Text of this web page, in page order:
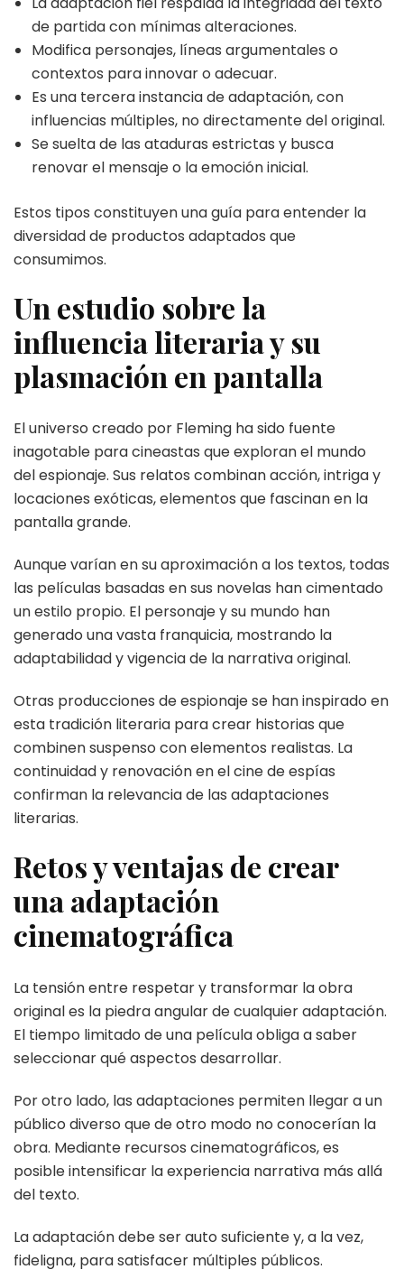
de partida con mínimas alteraciones.
Modifica personajes, líneas argumentales o
contextos para innovar o adecuar.
Es una tercera instancia de adaptación, con
influencias múltiples, no directamente del original.
Se suelta de las ataduras estrictas y busca
renovar el mensaje o la emoción inicial.
Estos tipos constituyen una guía para entender la
diversidad de productos adaptados que
consumimos.
Un estudio sobre la
influencia literaria y su
plasmación en pantalla
El universo creado por Fleming ha sido fuente
inagotable para cineastas que exploran el mundo
del espionaje. Sus relatos combinan acción, intriga y
locaciones exóticas, elementos que fascinan en la
pantalla grande.
Aunque varían en su aproximación a los textos, todas
las películas basadas en sus novelas han cimentado
un estilo propio. El personaje y su mundo han
generado una vasta franquicia, mostrando la
adaptabilidad y vigencia de la narrativa original.
Otras producciones de espionaje se han inspirado en
esta tradición literaria para crear historias que
combinen suspenso con elementos realistas. La
continuidad y renovación en el cine de espías
confirman la relevancia de las adaptaciones
literarias.
Retos y ventajas de crear
una adaptación
cinematográfica
La tensión entre respetar y transformar la obra
original es la piedra angular de cualquier adaptación.
El tiempo limitado de una película obliga a saber
seleccionar qué aspectos desarrollar.
Por otro lado, las adaptaciones permiten llegar a un
público diverso que de otro modo no conocerían la
obra. Mediante recursos cinematográficos, es
posible intensificar la experiencia narrativa más allá
del texto.
La adaptación debe ser auto suficiente y, a la vez,
fideligna, para satisfacer múltiples públicos.